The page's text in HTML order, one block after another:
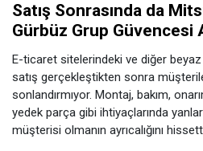
Satış Sonrasında da
Gürbüz Grup Güvencesi
E-ticaret sitelerindeki ve diğer
satış gerçekleştikten sonra
sonlandırmıyor. Montaj, bakım,
yedek parça gibi ihtiyaçlarında
müşterisi olmanın ayrıcalığını